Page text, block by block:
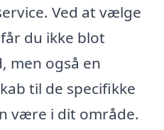
Ved at vælge
du ikke blot
men også en
til de specifikke
være i dit område.